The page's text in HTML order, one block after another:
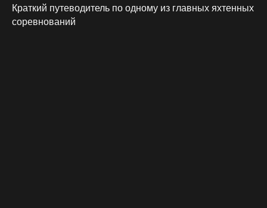
Краткий путеводитель по одному из главных яхтенных
соревнований